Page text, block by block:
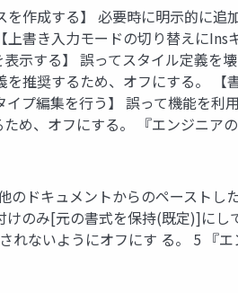
作成する】 必要時に明示的に追
書き入力モードの切り替えにIns
示する】 誤ってスタイル定義を
推奨するため、オフにする。 【
プ編集を行う】 誤って機能を利
め、オフにする。 『エンジニア
ドキュメントからのペーストし
のみ[元の書式を保持(既定)]にし
ないようにオフにす る。 5 『